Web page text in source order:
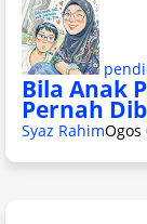
Bila Anak
Pernah
Syaz RahimOgos